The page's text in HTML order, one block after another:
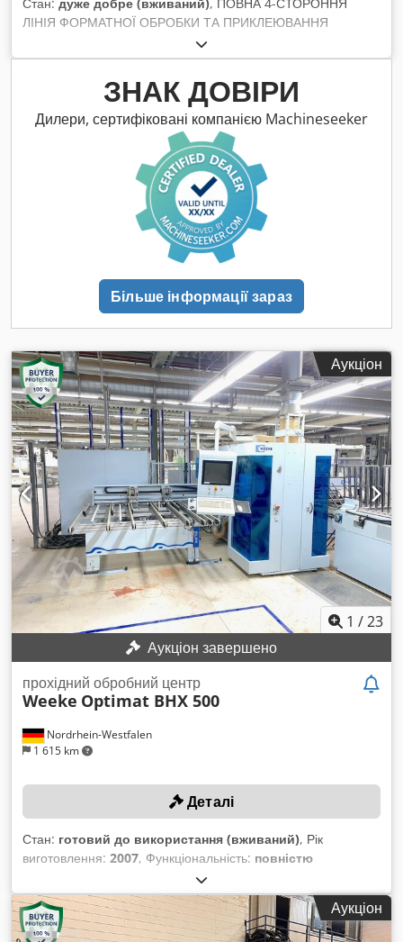
Стан: дуже добре (вживаний), ПОВНА 4-СТОРОННЯ
ЛІНІЯ ФОРМАТНОЇ ОБРОБКИ ТА ПРИКЛЕЮВАННЯ
КРОМОК, макс. робоча ширина 2500 мм, обладнана
автоматичною системою подачі та штабелювання,
складається з наступних машин: X04004A) Станція
завантаження (з 2 позиціями для завантаження)
«BARGSTEDT» TBH 500/D/30/14 X04004B) Пристрій
повороту деталі (90° ВЗДОВЖ-ВПОПЕРЕК) «HOMAG» Мод.
TDR31/25/12 X04004C) Відрізна пилка (спліттер) «HOMAG»
Мод. FPR620/04/15/PS/LQ (для фінішного різу) X04004D)
Станція розділення «BARGSTEDT» Cedpfx Aqelikvhevjha
X04004E) Двосторонній форматний і крайколичкувальний
автомат «HOMAG» Мод. KFR 620/19/QA/25 X04004F) 1-а
свердлильна машина «WEEKE» Мод. BST 500 D X04004G) 2-
а свердлильна машина «WEEKE» Мод. BST 500 D X04004H)
Пристрій повороту деталі (90° ВПОПЕРЕК-ВЗДОВЖ)
«HOMAG» Мод. TDR 51/25/12 X04004I) Моторизована
транспортувальна стрічка «HOMAG» TR 10/70/12 X04004L)
FPR620/04/15/PS/LQ (для фінішного різу) X04004M)
Вивантажувальний портал (з 2 позиціями для
вивантаження) «BARGSTEDT» Мод. TSP 420/40/30/12 BA
ЗНАК ДОВІРИ
Дилери, сертифіковані компанією Machineseeker
Більше інформації зараз
Аукціон
1 /23
Аукціон завершено
Nordrhein-Westfalen
1 615 km
прохідний обробний центр
Weeke Optimat BHX 500
Деталі
Стан: готовий до використання (вживаний), Рік
виготовлення: 2007, Функціональність: повністю
, ТЕХНІЧНІ ДЕТАЛІ Довжина заготовки: мін.
250 - макс. 2500 мм Ширина заготовки: мін. 70 - макс. 1000
мм Товщина заготовки: мін. 4 мм - макс. 80 мм Складання
заготовок: макс. 2 шт. Вертикальний свердлильний агрегат
Аукціон